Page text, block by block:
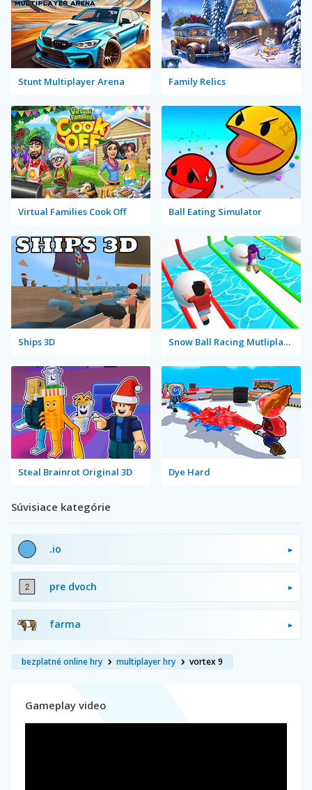
Stunt Multiplayer Arena Family Relics
Virtual Families Cook Off Ball Eating Simulator
Ships 3D Snow Ball Racing Mutliplayer
Steal Brainrot Original 3D Dye Hard
Súvisiace kategórie
.io
pre dvoch
farma
bezplatné online hry multiplayer hry vortex 9
Gameplay video